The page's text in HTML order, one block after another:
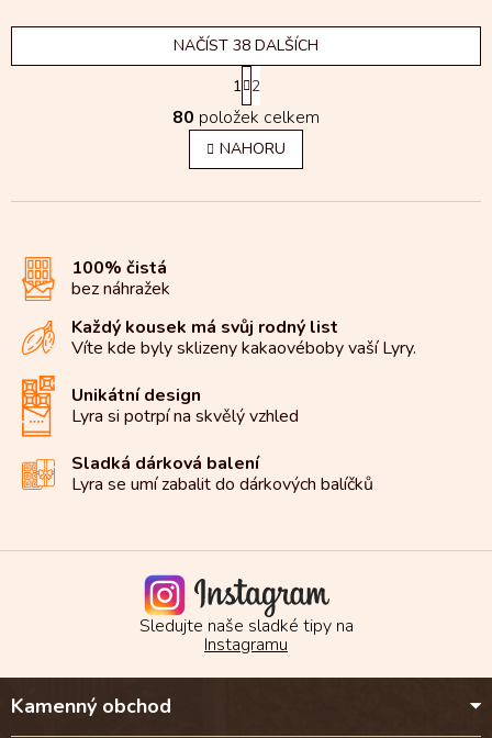
O
v
l
á
a
v
k
y
p
s
u
NAČÍST 38 DALŠÍCH
S
t
r
á
n
k
v
1 2
80 položek celkem
NAHORU
100% čistá
bez náhražek
Každý kousek má svůj rodný list
Víte kde byly sklizeny kakaovéboby vaší Lyry.
Unikátní design
Lyra si potrpí na skvělý vzhled
Sladká dárková balení
Lyra se umí zabalit do dárkových balíčků
Sledujte naše sladké tipy na
Instagramu
Kamenný obchod